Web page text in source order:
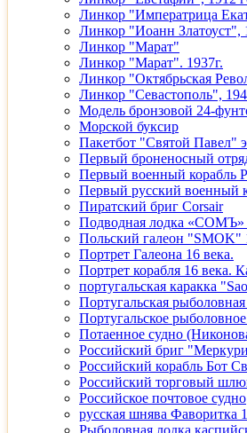
Линкор "Императрица
Линкор "Иоанн Златоуст",
Линкор "Марат"
Линкор "Марат". 1937г.
Линкор "Октябрьская
Линкор "Севастополь",
Модель бронзовой 24-
Морской буксир
Пакетбот "Святой Павел"
Первый броненосный
Первый военный корабль
Первый русский военный
Пиратский бриг Corsair
Подводная лодка «СОМЪ»
Польский галеон "SMOK"
Портрет Галеона 16 века.
Портрет корабля 16 века.
португальская каракка
Португальская рыболовная
Португальское
Потаенное судно
Российский бриг
Российский корабль Бот
Российский торговый
Российское почтовое судно
русская шнява Фаворитка
Рыболовная лодка